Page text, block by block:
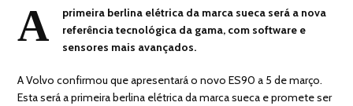
A
primeira berlina elétrica da marca sueca será a nova
referência tecnológica da gama, com software e
sensores mais avançados.
A Volvo confirmou que apresentará o novo ES90 a 5 de março.
Esta será a primeira berlina elétrica da marca sueca e promete ser